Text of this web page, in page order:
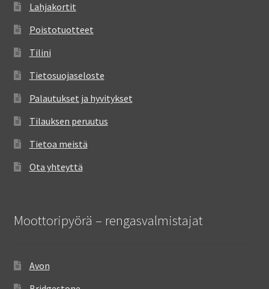
Lahjakortit
Poistotuotteet
Tilini
Tietosuojaseloste
Palautukset ja hyvitykset
Tilauksen peruutus
Tietoa meistä
Ota yhteyttä
Moottoripyörä – rengasvalmistajat
Avon